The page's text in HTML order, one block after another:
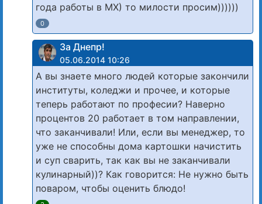
года работы в МХ) то милости просим))))))
0
За Днепр!
05.06.2014 10:26
А вы знаете много людей которые закончили
институты, коледжи и прочее, и которые
теперь работают по професии? Наверно
процентов 20 работает в том направлении,
что заканчивали! Или, если вы менеджер, то
уже не способны дома картошки начистить
и суп сварить, так как вы не заканчивали
кулинарный))? Как говорится: Не нужно быть
поваром, чтобы оценить блюдо!